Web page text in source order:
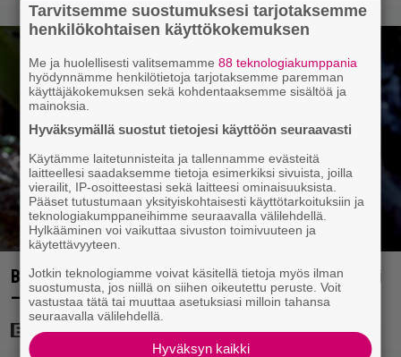
Bond-luojan 68 vuotta sitten lähettämä kirje löytyi
– tältä 007-hahmon piti alun perin näyttää
Tarvitsemme suostumuksesi tarjotaksemme
henkilökohtaisen käyttökokemuksen
Me ja huolellisesti valitsemamme88 teknologiakumppania
hyödynnämme henkilötietoja tarjotaksemme paremman
käyttäjäkokemuksen sekä kohdentaaksemme sisältöä ja
mainoksia.
Hyväksymällä suostut tietojesi käyttöön seuraavasti
Käytämme laitetunnisteita ja tallennamme evästeitä
laitteellesi saadaksemme tietoja esimerkiksi sivuista, joilla
vierailit, IP-osoitteestasi sekä laitteesi ominaisuuksista.
Pääset tutustumaan yksityiskohtaisesti käyttötarkoituksiin ja
teknologiakumppaneihimme seuraavalla välilehdellä.
Hylkääminen voi vaikuttaa sivuston toimivuuteen ja
käytettävyyteen.
Jotkin teknologiamme voivat käsitellä tietoja myös ilman
suostumusta, jos niillä on siihen oikeutettu peruste. Voit
vastustaa tätä tai muuttaa asetuksiasi milloin tahansa
seuraavalla välilehdellä.
Hyväksyn kaikki